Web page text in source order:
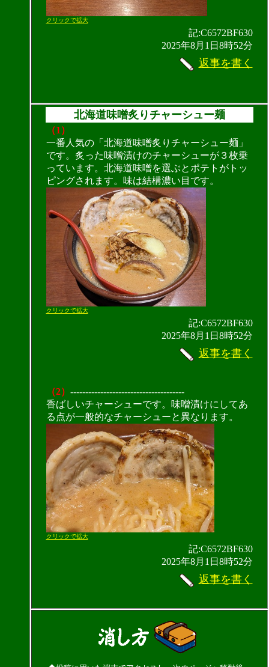
クリックで拡大
記:C6572BF630
2025年8月1日8時52分
返事を書く
北海道味噌炙りチャーシュー麺
（1）
一番人気の「北海道味噌炙りチャーシュー麺」
です。炙った味噌漬けのチャーシューが３枚乗
っています。北海道味噌を選ぶとポテトがトッ
ピングされます。味は結構濃い目です。
クリックで拡大
記:C6572BF630
2025年8月1日8時52分
返事を書く
（2） --------------------------------------
香ばしいチャーシューです。味噌漬けにしてあ
る点が一般的なチャーシューと異なります。
クリックで拡大
記:C6572BF630
2025年8月1日8時52分
返事を書く